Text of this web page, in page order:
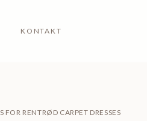
KONTAKT
FOR RENTRØD CARPET DRESSES